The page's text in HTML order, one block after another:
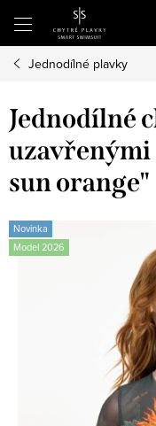
obsah
Jednodílné plavky
Jednodílné
uzavřenými
sun orange"
Novinka
Model 2026